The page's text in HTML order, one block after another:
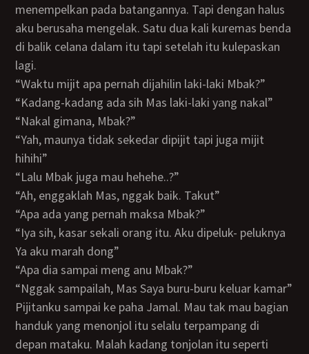
menempelkan pada batangannya. Tapi dengan halus
aku berusaha mengelak. Satu dua kali kuremas benda
di balik celana dalam itu tapi setelah itu kulepaskan
lagi.
“Waktu mijit apa pernah dijahilin laki-laki Mbak?”
“Kadang-kadang ada sih Mas laki-laki yang nakal”
“Nakal gimana, Mbak?”
“Yah, maunya tidak sekedar dipijit tapi juga mijit
hihihi”
“Lalu Mbak juga mau hehehe..?”
“Ah, enggaklah Mas, nggak baik. Takut”
“Apa ada yang pernah maksa Mbak?”
“Iya sih, kasar sekali orang itu. Aku dipeluk- peluknya
Ya aku marah dong”
“Apa dia sampai meng anu Mbak?”
“Nggak sampailah, Mas Saya buru-buru keluar kamar”
Pijitanku sampai ke paha Jamal. Mau tak mau bagian
handuk yang menonjol itu selalu terpampang di
depan mataku. Malah kadang tonjolan itu seperti